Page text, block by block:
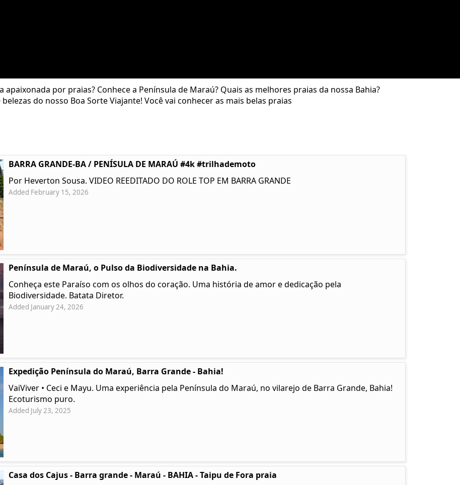
apaixonada por praias? Conhece a Península de Maraú? Quais as melhores praias da nossa Bahia?
do nosso Boa Sorte Viajante! Você vai conhecer as mais belas praias
BARRA GRANDE-BA / PENÍSULA DE MARAÚ #4k #trilhademoto
Por Heverton Sousa. VIDEO REEDITADO DO ROLE TOP EM BARRA GRANDE
Added February 15, 2026
Península de Maraú, o Pulso da Biodiversidade na Bahia.
Conheça este Paraíso com os olhos do coração. Uma história de amor e dedicação pela
Biodiversidade. Batata Diretor.
Added January 24, 2026
Expedição Península do Maraú, Barra Grande - Bahia!
VaiViver • Ceci e Mayu. Uma experiência pela Península do Maraú, no vilarejo de Barra Grande, Bahia!
Ecoturismo puro.
Added July 23, 2025
Casa dos Cajus - Barra grande - Maraú - BAHIA - Taipu de Fora praia